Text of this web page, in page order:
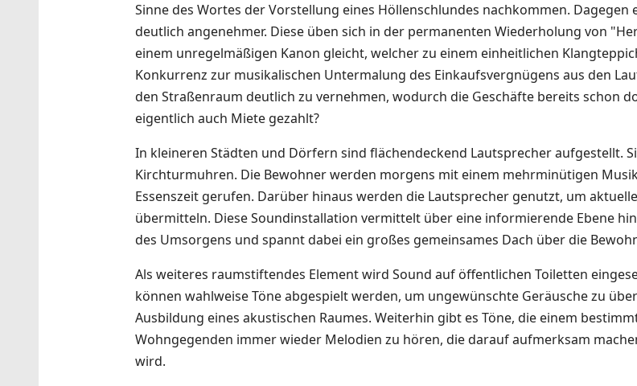
Sinne des Wortes der Vorstellung eines Höllenschlundes nachkommen.
deutlich angenehmer. Diese üben sich in der permanenten Wiederholung von
einem unregelmäßigen Kanon gleicht, welcher zu einem einheitlichen
Konkurrenz zur musikalischen Untermalung des Einkaufsvergnügens aus den
den Straßenraum deutlich zu vernehmen, wodurch die Geschäfte bereits schon
eigentlich auch Miete gezahlt?
In kleineren Städten und Dörfern sind flächendeckend Lautsprecher aufgestellt.
Kirchturmuhren. Die Bewohner werden morgens mit einem mehrminütigen
Essenszeit gerufen. Darüber hinaus werden die Lautsprecher genutzt, um
übermitteln. Diese Soundinstallation vermittelt über eine informierende Ebene
des Umsorgens und spannt dabei ein großes gemeinsames Dach über die
Als weiteres raumstiftendes Element wird Sound auf öffentlichen Toiletten
können wahlweise Töne abgespielt werden, um ungewünschte Geräusche zu
Ausbildung eines akustischen Raumes. Weiterhin gibt es Töne, die einem
Wohngegenden immer wieder Melodien zu hören, die darauf aufmerksam
wird.